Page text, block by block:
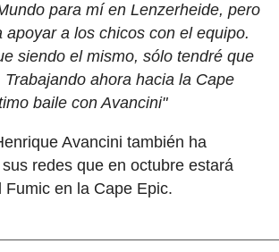
para mí en Lenzerheide, pero
apoyar a los chicos con el equipo.
siendo el mismo, sólo tendré que
ahora hacia la Cape
baile con Avancini"
Avancini también ha
redes que en octubre estará
Fumic en la Cape Epic.